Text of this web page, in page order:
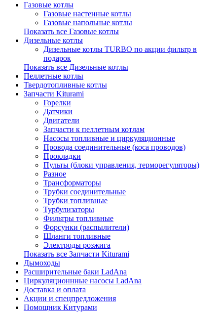
Газовые котлы
Газовые настенные котлы
Газовые напольные котлы
Показать все Газовые котлы
Дизельные котлы
Дизельные котлы TURBO по акции фильтр в
подарок
Показать все Дизельные котлы
Пеллетные котлы
Твердотопливные котлы
Запчасти Kiturami
Горелки
Датчики
Двигатели
Запчасти к пеллетным котлам
Насосы топливные и циркуляционные
Провода соединительные (коса проводов)
Прокладки
Пульты (блоки управления, терморегуляторы)
Разное
Трансформаторы
Трубки соединительные
Трубки топливные
Турбулизаторы
Фильтры топливные
Форсунки (распылители)
Шланги топливные
Электроды розжига
Показать все Запчасти Kiturami
Дымоходы
Расширительные баки LadAna
Циркуляционнные насосы LadAna
Доставка и оплата
Акции и спецпредложения
Помощник Китурами